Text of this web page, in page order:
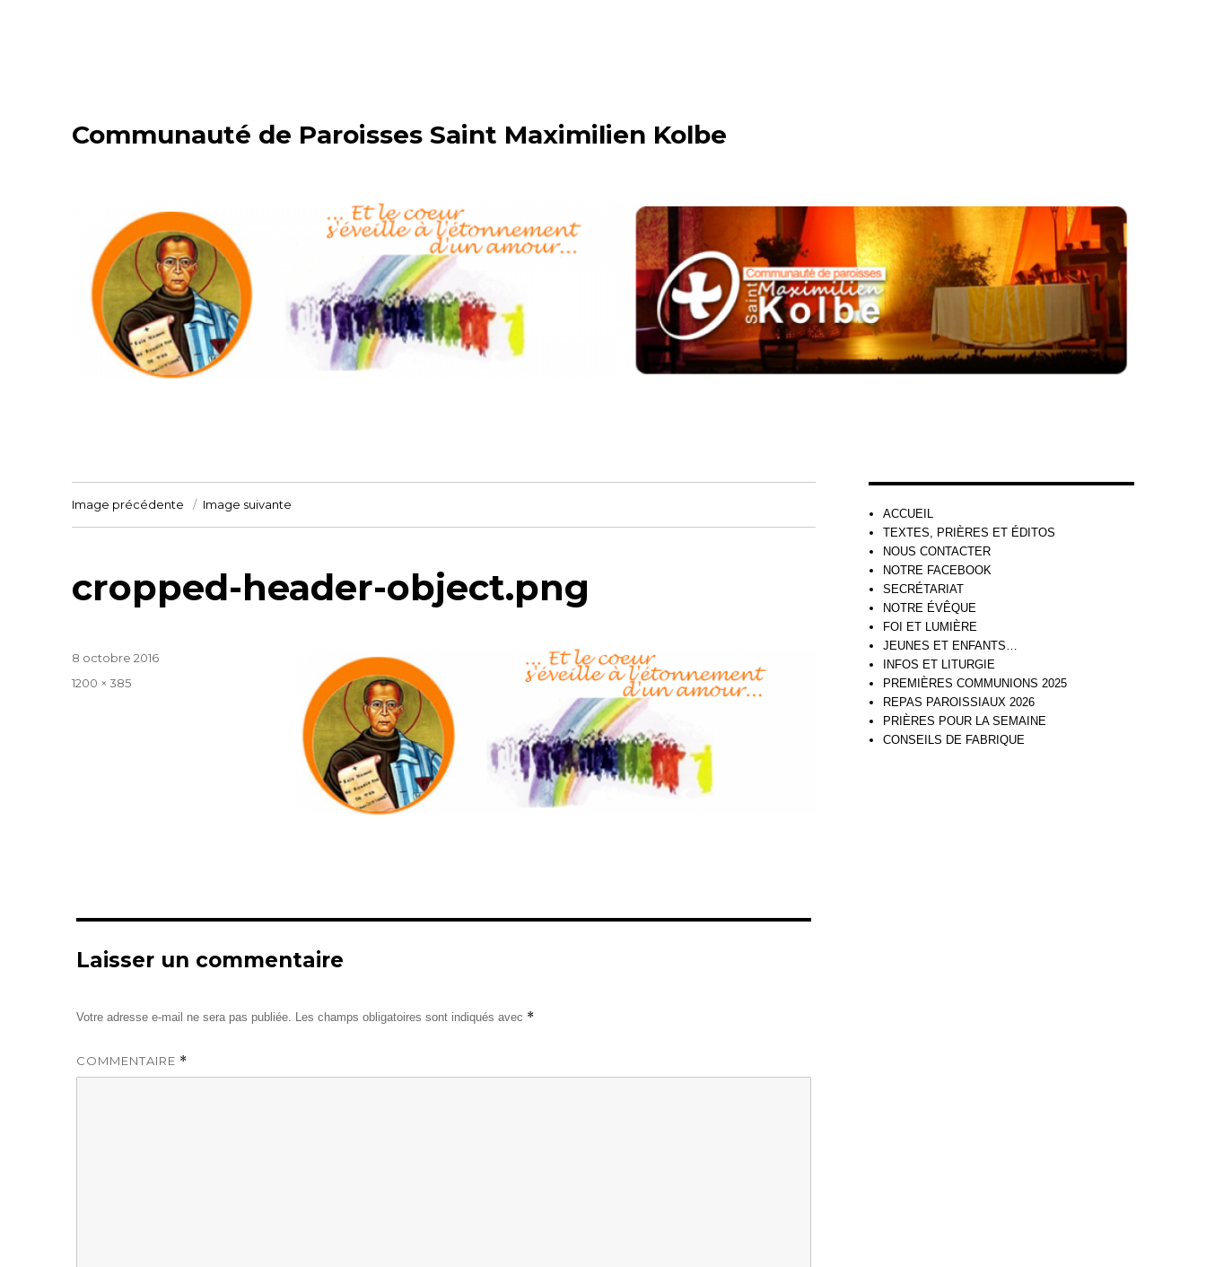
Communauté de Paroisses Saint Maximilien Kolbe
Image précédente Image suivante
cropped-header-object.png
Publié
le
8 octobre 2016
Taille
1200 × 385
Laisser un commentaire
Votre adresse e-mail ne sera pas publiée. Les champs obligatoires sont indiqués avec *
COMMENTAIRE *
ACCUEIL
TEXTES, PRIÈRES ET ÉDITOS
NOUS CONTACTER
NOTRE FACEBOOK
SECRÉTARIAT
NOTRE ÉVÊQUE
FOI ET LUMIÈRE
JEUNES ET ENFANTS…
INFOS ET LITURGIE
PREMIÈRES COMMUNIONS 2025
REPAS PAROISSIAUX 2026
PRIÈRES POUR LA SEMAINE
CONSEILS DE FABRIQUE